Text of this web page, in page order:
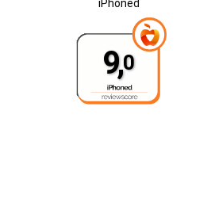
dans une large gamme de
le vert, le rose et le noir. Il est
la capacité de stockage entre 128
êtes ainsi certain de toujours disposer
vos photos et vos fichiers. Il y en a
nombreux étuis sont également
nouveau téléphone. Un étui pour
votre tout nouvel appareil des
causés par les chutes.
que l'écran de l'iPhone 14 soit
iPhoned
9,0